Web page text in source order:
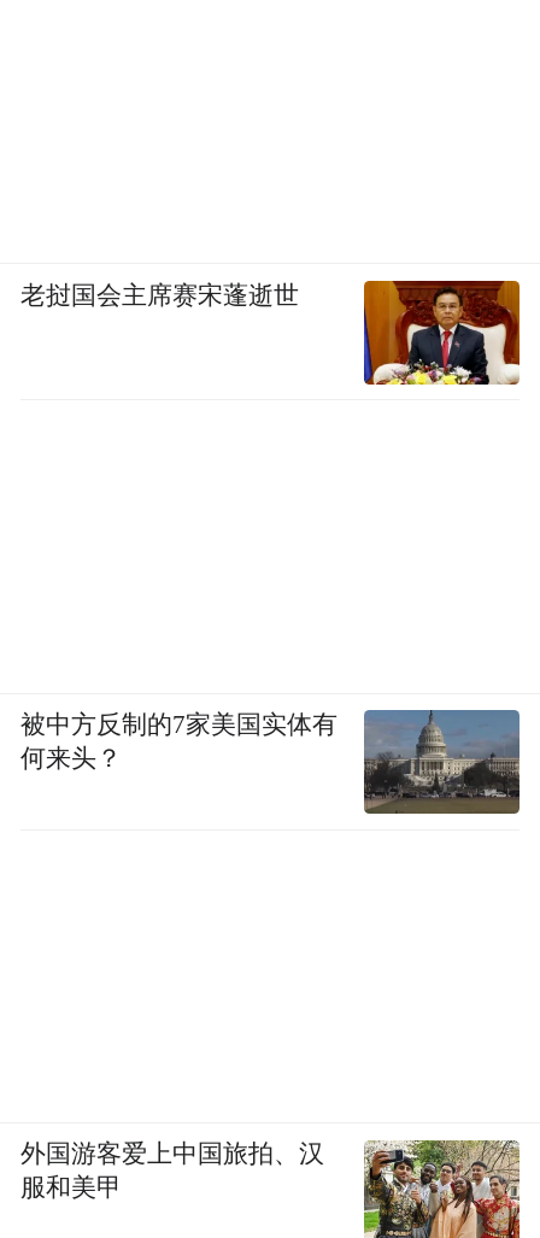
老挝国会主席赛宋蓬逝世
被中方反制的7家美国实体有
何来头？
外国游客爱上中国旅拍、汉
服和美甲